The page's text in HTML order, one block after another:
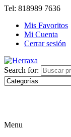
Tel: 818989 7636
Mis Favoritos
Mi Cuenta
Cerrar sesión
Search for:
Menu